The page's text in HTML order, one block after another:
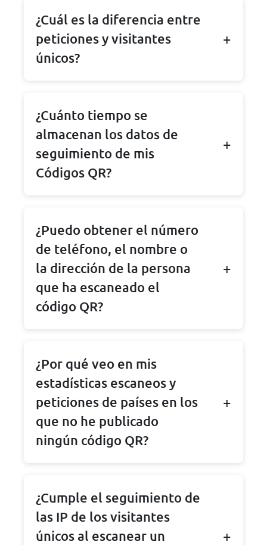
¿Cuál es la diferencia entre
peticiones y visitantes
únicos?
¿Cuánto tiempo se
almacenan los datos de
seguimiento de mis
Códigos QR?
¿Puedo obtener el número
de teléfono, el nombre o
la dirección de la persona
que ha escaneado el
código QR?
¿Por qué veo en mis
estadísticas escaneos y
peticiones de países en los
que no he publicado
ningún código QR?
¿Cumple el seguimiento de
las IP de los visitantes
únicos al escanear un